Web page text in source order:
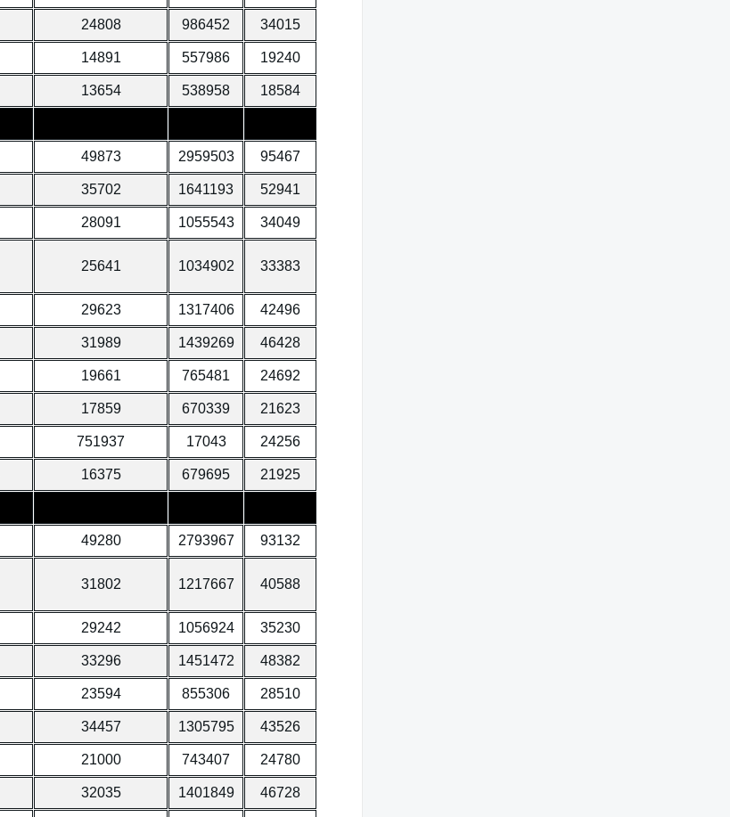
24808 986452 34015
14891 557986 19240
13654 538958 18584
49873 2959503 95467
35702 1641193 52941
28091 1055543 34049
25641 1034902 33383
29623 1317406 42496
31989 1439269 46428
19661 765481 24692
17859 670339 21623
751937 17043 24256
16375 679695 21925
49280 2793967 93132
31802 1217667 40588
29242 1056924 35230
33296 1451472 48382
23594 855306 28510
34457 1305795 43526
21000 743407 24780
32035 1401849 46728